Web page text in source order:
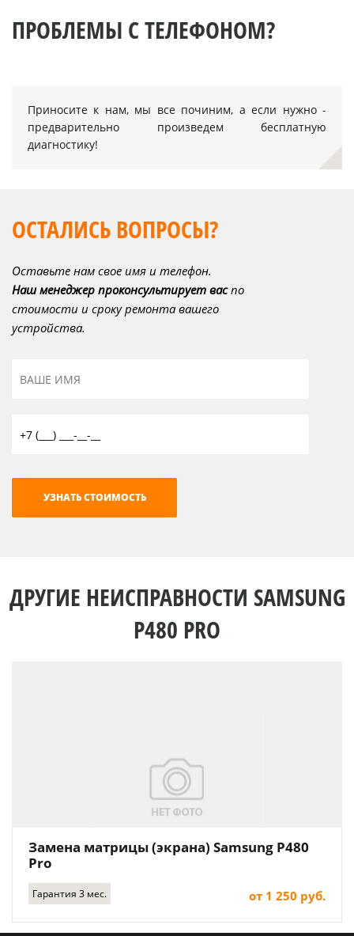
ПРОБЛЕМЫ С ТЕЛЕФОНОМ?
Приносите к нам, мы все починим, а если нужно -
предварительно произведем бесплатную
диагностику!
ОСТАЛИСЬ ВОПРОСЫ?
Оставьте нам свое имя и телефон.
Наш менеджер проконсультирует васпо
стоимости и сроку ремонта вашего
устройства.
ДРУГИЕ НЕИСПРАВНОСТИ SAMSUNG
P480 PRO
Замена матрицы (экрана) Samsung P480
Pro
Гарантия 3 мес. от 1 250 руб.